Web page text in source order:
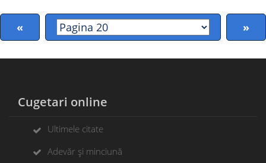
« »
Cugetari online
Ultimele citate
Adevăr și minciună